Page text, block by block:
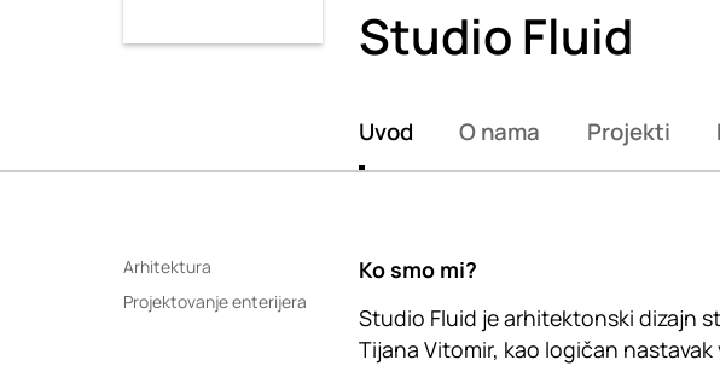
Studio Fluid
Uvod O nama Projekti
Arhitektura
Projektovanje enterijera
Ko smo mi?
Studio Fluid je arhitektonski dizajn
Tijana Vitomir, kao logičan